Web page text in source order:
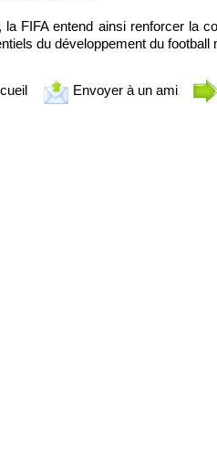
FIFA entend ainsi renforcer la
du développement du football
Envoyer à un ami